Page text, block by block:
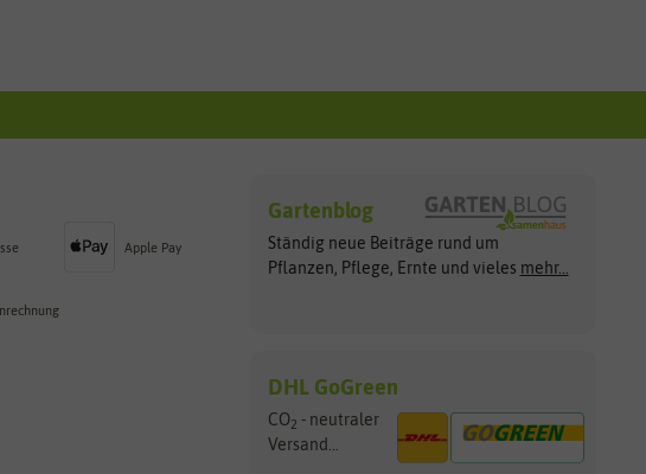
Apple Pay
Gartenblog
Ständig neue Beiträge rund um
Pflanzen, Pflege, Ernte und vieles mehr...
DHL GoGreen
CO2 - neutraler
Versand...